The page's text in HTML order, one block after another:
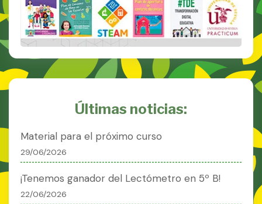
Últimas noticias:
Material para el próximo curso
29/06/2026
¡Tenemos ganador del Lectómetro en 5º B!
22/06/2026